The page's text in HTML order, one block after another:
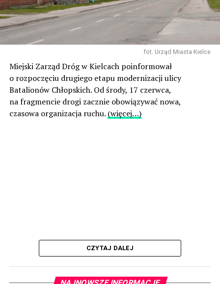
fot. Urząd Miasta Kielce
Miejski Zarząd Dróg w Kielcach poinformował
o rozpoczęciu drugiego etapu modernizacji ulicy
Batalionów Chłopskich. Od środy, 17 czerwca,
na fragmencie drogi zacznie obowiązywać nowa,
czasowa organizacja ruchu. (więcej…)
CZYTAJ DALEJ